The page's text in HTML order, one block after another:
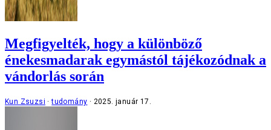
Megfigyelték, hogy a különböző
énekesmadarak egymástól tájékozódnak a
vándorlás során
Kun Zsuzsi tudomány 2025. január 17.